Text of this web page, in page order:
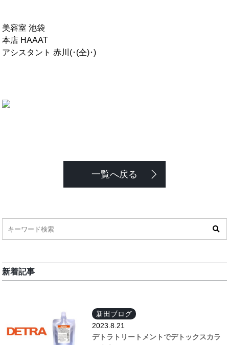
美容室 池袋
本店 HAAAT
アシスタント 赤川(･(仝)･)
一覧へ戻る
新着記事
新田ブログ
2023.8.21
デトラトリートメントでデトックスカラ